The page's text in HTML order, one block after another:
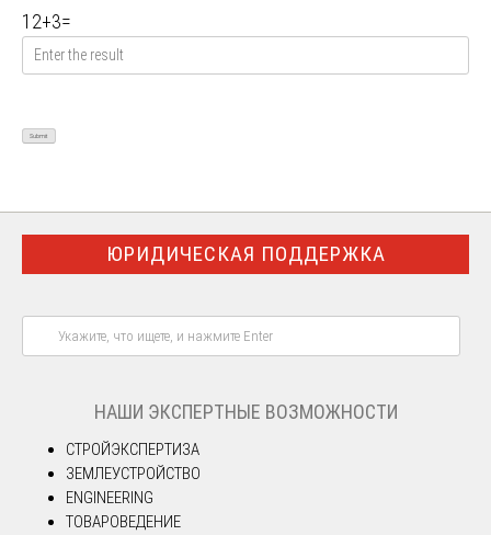
12+3=
ЮРИДИЧЕСКАЯ ПОДДЕРЖКА
НАШИ ЭКСПЕРТНЫЕ ВОЗМОЖНОСТИ
СТРОЙЭКСПЕРТИЗА
ЗЕМЛЕУСТРОЙСТВО
ENGINEERING
ТОВАРОВЕДЕНИЕ